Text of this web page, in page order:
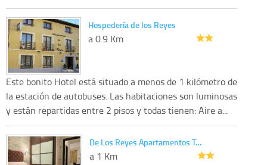
Hospedería de los Reyes
a 0.9 Km
Este bonito Hotel está situado a menos de 1 kilómetro de
la estación de autobuses. Las habitaciones son luminosas
y están repartidas entre 2 pisos y todas tienen: Aire a...
De Los Reyes Apartamentos T…
a 1 Km